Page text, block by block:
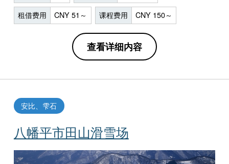
租借费用 CNY 51～ 课程费用 CNY 150～
查看详细内容
八幡平市田山滑雪场
安比、雫石